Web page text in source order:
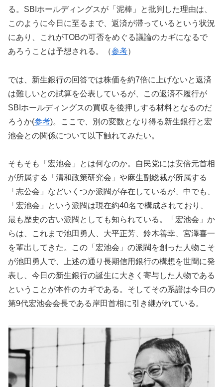
る。SBIホールディングスが「泥棒」と批判した理由は、
このように今日に至るまで、返済が滞っているという状況
にあり、これがTOBの可否をめぐる議論のカギになるで
あろうことは予想される。（参考）
では、新生銀行の回答では株価を約7倍に上げないと返済
は難しいとの試算を公表しているが、この返済不履行が
SBIホールディングスの買収を後押しする材料となるのだ
ろうか(参考)。ここで、別の変数となり得る新生銀行と宏
池会との関係について以下触れてみたい。
そもそも「宏池会」とは何なのか。自民党には安倍元首相
が所属する「清和政策研究会」や麻生副総裁が所属する
「志公会」などいくつか派閥が存在しているが、中でも、
「宏池会」という派閥は現在約40名で構成されており、
最も歴史の古い派閥としても知られている。「宏池会」か
らは、これまで池田勇人、大平正芳、鈴木善幸、宮澤喜一
を輩出してきた。この「宏池会」の派閥を創った人物こそ
が池田勇人で、上述の通り長期信用銀行の構想を世間に発
表し、今日の新生銀行の誕生に大きく寄与した人物である
ということが本件のカギである。そしてその系譜は今日の
第9代宏池会会長である岸田首相に引き継がれている。